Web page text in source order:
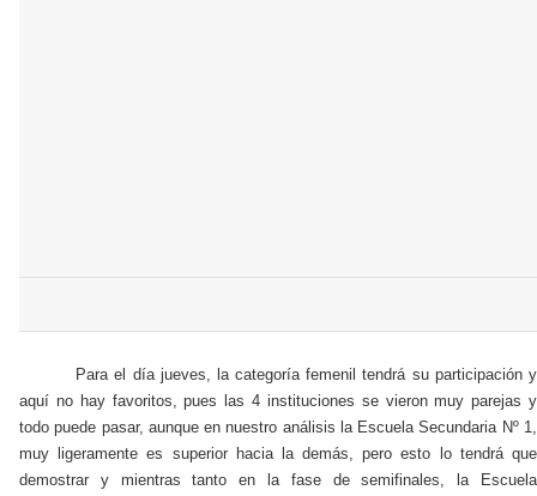
Para el día jueves, la categoría femenil tendrá su participación y
aquí no hay favoritos, pues las 4 instituciones se vieron muy parejas y
todo puede pasar, aunque en nuestro análisis la Escuela Secundaria Nº 1,
muy ligeramente es superior hacia la demás, pero esto lo tendrá que
demostrar y mientras tanto en la fase de semifinales, la Escuela